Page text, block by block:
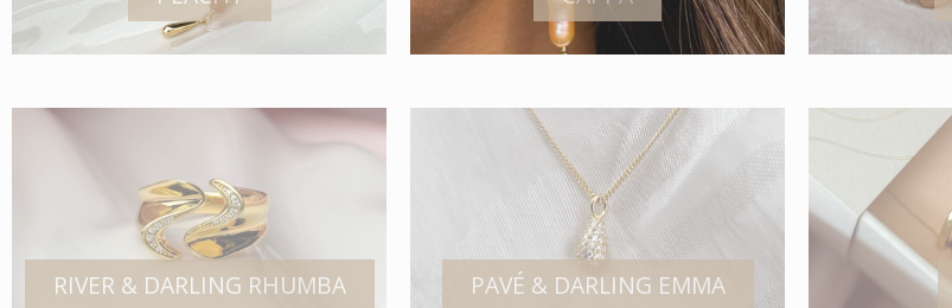
RIVER & DARLING RHUMBA PAVÉ & DARLING EMMA